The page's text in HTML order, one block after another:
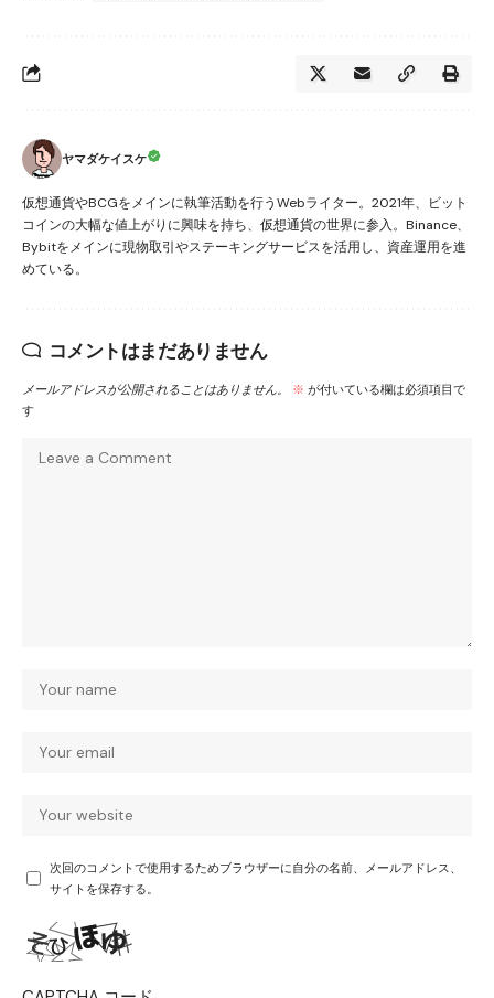
ヤマダケイスケ
仮想通貨やBCGをメインに執筆活動を行うWebライター。2021年、ビット
コインの大幅な値上がりに興味を持ち、仮想通貨の世界に参入。Binance、
Bybitをメインに現物取引やステーキングサービスを活用し、資産運用を進
めている。
コメントはまだありません
メールアドレスが公開されることはありません。 ※ が付いている欄は必須項目で
す
次回のコメントで使用するためブラウザーに自分の名前、メールアドレス、
サイトを保存する。